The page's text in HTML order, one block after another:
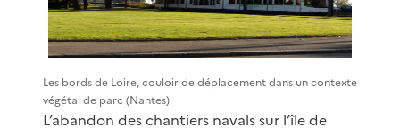
Les bords de Loire, couloir de déplacement dans un contexte
végétal de parc (Nantes)
L’abandon des chantiers navals sur l’île de